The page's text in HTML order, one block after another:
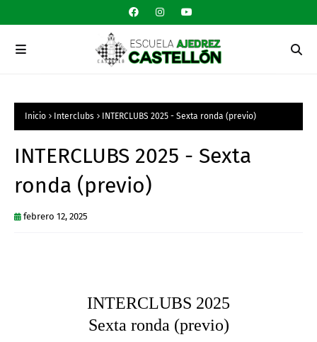
Inicio Interclubs INTERCLUBS 2025 - Sexta ronda (previo)
INTERCLUBS 2025 - Sexta
ronda (previo)
febrero 12, 2025
INTERCLUBS 2025
Sexta ronda (previo)